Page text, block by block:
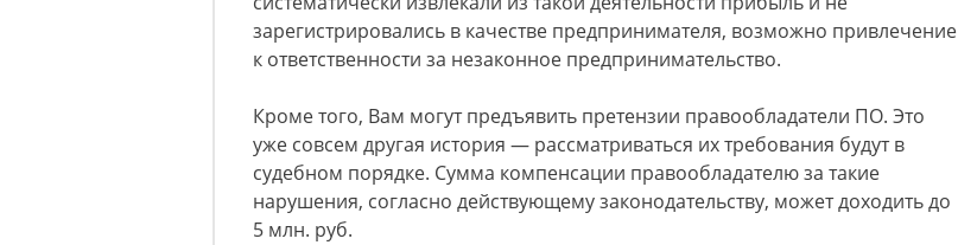
зарегистрировались в качестве предпринимателя, возможно привлечение
к ответственности за незаконное предпринимательство.
Кроме того, Вам могут предъявить претензии правообладатели ПО. Это
уже совсем другая история — рассматриваться их требования будут в
судебном порядке. Сумма компенсации правообладателю за такие
нарушения, согласно действующему законодательству, может доходить до
5 млн. руб.